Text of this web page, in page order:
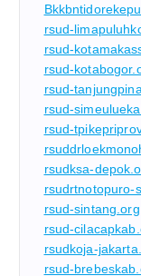
rsud-
rsud-
rsud-
rsud-
rsud-
rsud-
rsudksa-
rsudrtnotopuro-
rsud-sintang.org
rsud-
rsudkoja-
rsud-